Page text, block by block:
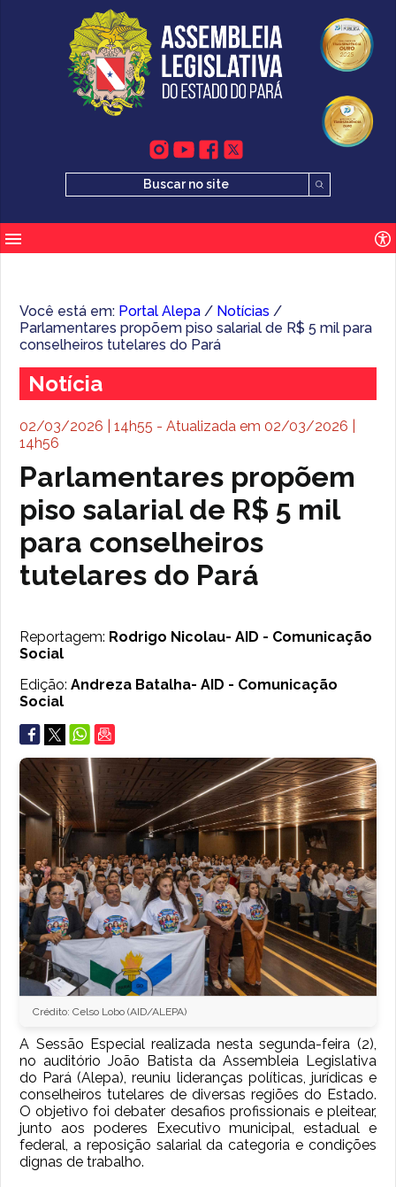
Você está em: Portal Alepa / Notícias /
Parlamentares propõem piso salarial de R$ 5 mil para
conselheiros tutelares do Pará
Notícia
02/03/2026 | 14h55 - Atualizada em 02/03/2026 |
14h56
Parlamentares propõem
piso salarial de R$ 5 mil
para conselheiros
tutelares do Pará
Reportagem: Rodrigo Nicolau- AID - Comunicação
Social
Edição:Andreza Batalha- AID - Comunicação
Social
Crédito: Celso Lobo (AID/ALEPA)
A Sessão Especial realizada nesta segunda-feira (2),
no auditório João Batista da Assembleia Legislativa
do Pará (Alepa), reuniu lideranças políticas, jurídicas e
conselheiros tutelares de diversas regiões do Estado.
O objetivo foi debater desafios profissionais e pleitear,
junto aos poderes Executivo municipal, estadual e
federal, a reposição salarial da categoria e condições
dignas de trabalho.